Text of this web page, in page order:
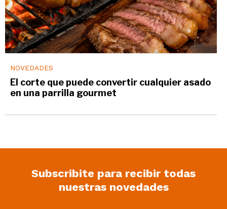
NOVEDADES
El corte que puede convertir cualquier asado
en una parrilla gourmet
Subscribite para recibir todas
nuestras novedades